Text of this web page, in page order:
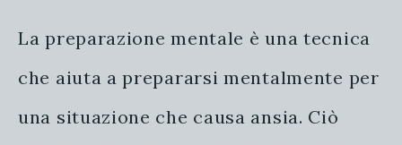
La preparazione mentale è una tecnica
che aiuta a prepararsi mentalmente per
una situazione che causa ansia. Ciò